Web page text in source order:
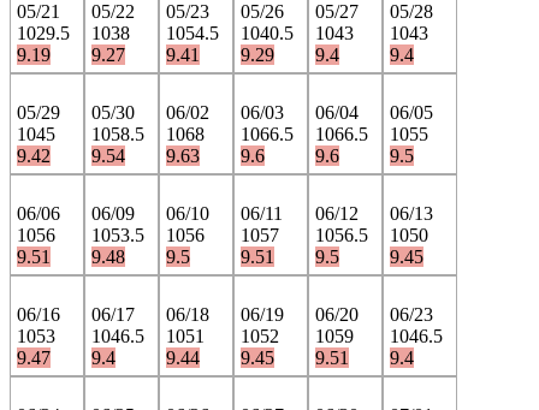
05/21
1029.5
9.19
05/22
1038
9.27
05/23
1054.5
9.41
05/26
1040.5
9.29
05/27
1043
9.4
05/28
1043
9.4
05/29
1045
9.42
05/30
1058.5
9.54
06/02
1068
9.63
06/03
1066.5
9.6
06/04
1066.5
9.6
06/05
1055
9.5
06/06
1056
9.51
06/09
1053.5
9.48
06/10
1056
9.5
06/11
1057
9.51
06/12
1056.5
9.5
06/13
1050
9.45
06/16
1053
9.47
06/17
1046.5
9.4
06/18
1051
9.44
06/19
1052
9.45
06/20
1059
9.51
06/23
1046.5
9.4